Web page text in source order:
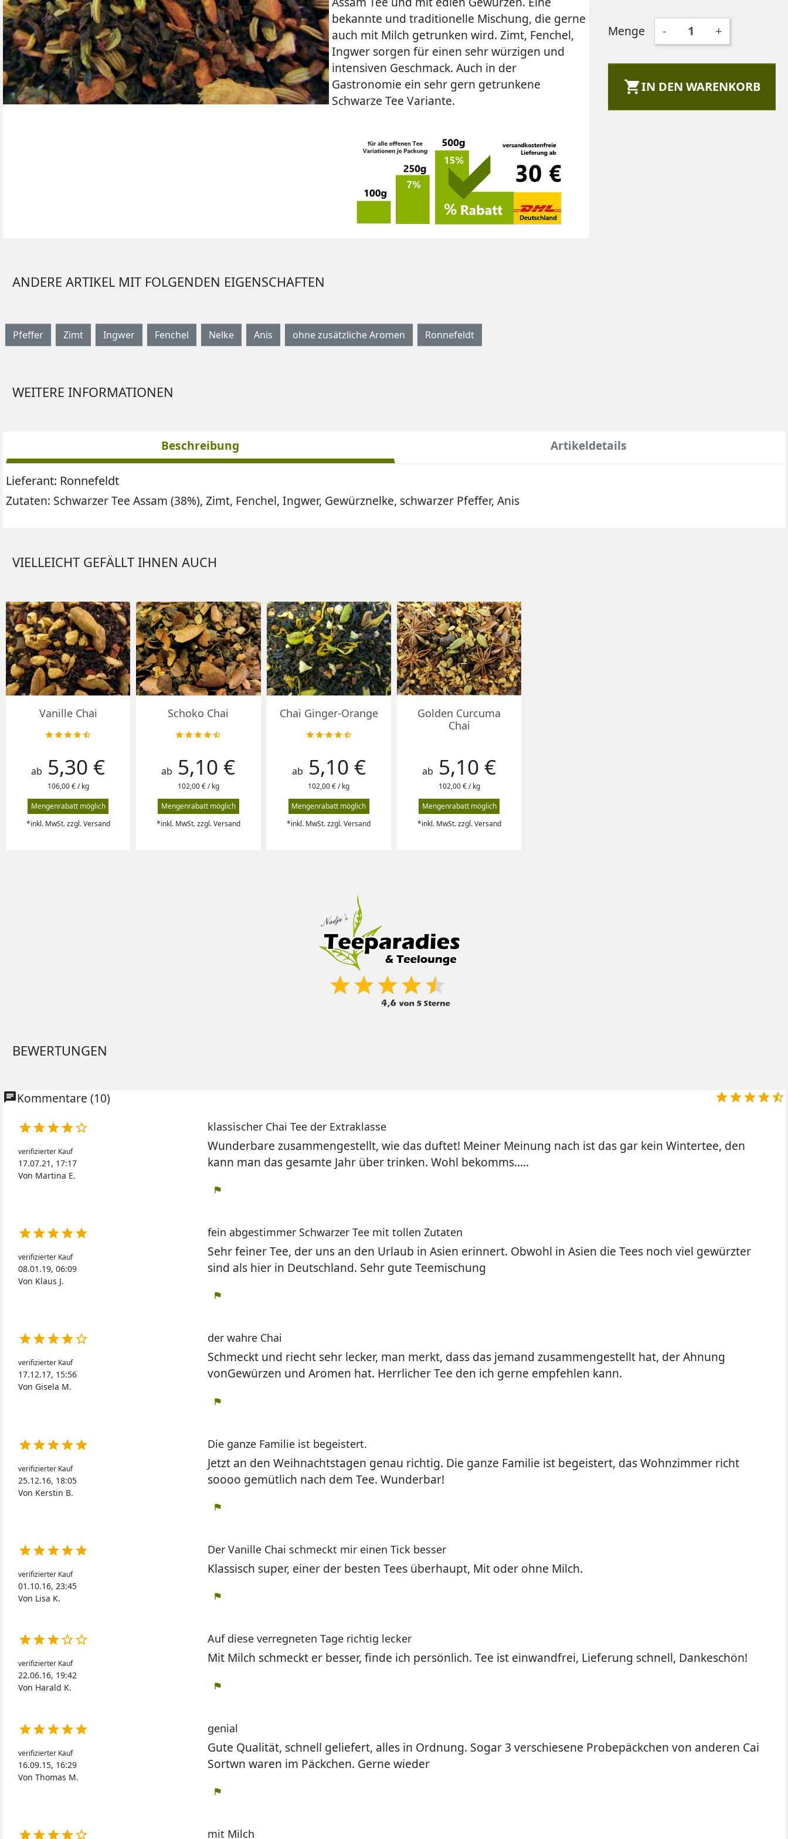
OOLONG TEE GELBER TEE BEUTELTEES
bekannte und traditionelle Mischung, die gerne
auch mit Milch getrunken wird. Zimt, Fenchel,
Ingwer sorgen für einen sehr würzigen und
intensiven Geschmack. Auch in der
Gastronomie ein sehr gern getrunkene
Schwarze Tee Variante.
Menge - +
IN DEN WARENKORB
ANDERE ARTIKEL MIT FOLGENDEN EIGENSCHAFTEN
Pfeffer Zimt Ingwer Fenchel Nelke Anis ohne zusätzliche Aromen Ronnefeldt
WEITERE INFORMATIONEN
Beschreibung Artikeldetails
Lieferant: Ronnefeldt
Zutaten: Schwarzer Tee Assam (38%), Zimt, Fenchel, Ingwer, Gewürznelke, schwarzer Pfeffer, Anis
VIELLEICHT GEFÄLLT IHNEN AUCH
Vorschau
Vanille Chai

Preis
ab 5,30 €
106,00 € / kg
Mengenrabatt möglich
*inkl. MwSt. zzgl. Versand
Vorschau
Schoko Chai

Preis
ab 5,10 €
102,00 € / kg
Mengenrabatt möglich
*inkl. MwSt. zzgl. Versand
Vorschau
Chai Ginger-Orange

Preis
ab 5,10 €
102,00 € / kg
Mengenrabatt möglich
*inkl. MwSt. zzgl. Versand
Vorschau
Golden Curcuma
Chai
Preis
ab 5,10 €
102,00 € / kg
Mengenrabatt möglich
*inkl. MwSt. zzgl. Versand
BEWERTUNGEN
chatKommentare (10) 

verifizierter Kauf
17.07.21, 17:17
Von Martina E.
klassischer Chai Tee der Extraklasse
Wunderbare zusammengestellt, wie das duftet! Meiner Meinung nach ist das gar kein Wintertee, den
kann man das gesamte Jahr über trinken. Wohl bekomms.....
flag

verifizierter Kauf
08.01.19, 06:09
Von Klaus J.
fein abgestimmer Schwarzer Tee mit tollen Zutaten
Sehr feiner Tee, der uns an den Urlaub in Asien erinnert. Obwohl in Asien die Tees noch viel gewürzter
sind als hier in Deutschland. Sehr gute Teemischung
flag

verifizierter Kauf
17.12.17, 15:56
Von Gisela M.
der wahre Chai
Schmeckt und riecht sehr lecker, man merkt, dass das jemand zusammengestellt hat, der Ahnung
vonGewürzen und Aromen hat. Herrlicher Tee den ich gerne empfehlen kann.
flag

verifizierter Kauf
25.12.16, 18:05
Von Kerstin B.
Die ganze Familie ist begeistert.
Jetzt an den Weihnachtstagen genau richtig. Die ganze Familie ist begeistert, das Wohnzimmer richt
soooo gemütlich nach dem Tee. Wunderbar!
flag

verifizierter Kauf
01.10.16, 23:45
Von Lisa K.
Der Vanille Chai schmeckt mir einen Tick besser
Klassisch super, einer der besten Tees überhaupt, Mit oder ohne Milch.
flag

verifizierter Kauf
22.06.16, 19:42
Von Harald K.
Auf diese verregneten Tage richtig lecker
Mit Milch schmeckt er besser, finde ich persönlich. Tee ist einwandfrei, Lieferung schnell, Dankeschön!
flag

verifizierter Kauf
16.09.15, 16:29
Von Thomas M.
genial
Gute Qualität, schnell geliefert, alles in Ordnung. Sogar 3 verschiesene Probepäckchen von anderen Cai
Sortwn waren im Päckchen. Gerne wieder
flag
 mit Milch